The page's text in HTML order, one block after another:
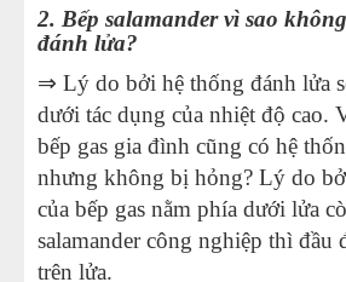
2. Bếp salamander vì sao
đánh lửa?
⇒ Lý do bởi hệ thống đánh lửa
dưới tác dụng của nhiệt độ cao.
bếp gas gia đình cũng có hệ
nhưng không bị hỏng? Lý do
của bếp gas nằm phía dưới lửa
salamander công nghiệp thì đầu
trên lửa.